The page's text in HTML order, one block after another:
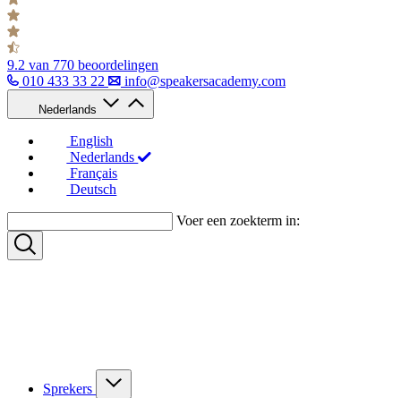
9.2 van 770 beoordelingen
010 433 33 22
info@speakersacademy.com
Nederlands
English
Nederlands
Français
Deutsch
Voer een zoekterm in:
Sprekers